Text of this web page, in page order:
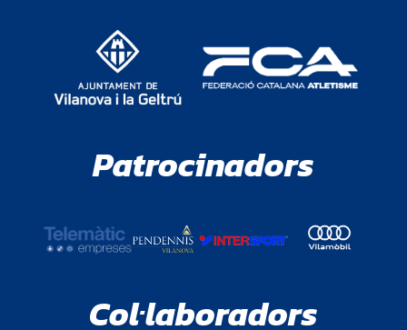
Patrocinadors
Col·laboradors